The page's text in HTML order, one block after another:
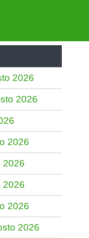
2026
2026
2026
2026
2026
2026
2026